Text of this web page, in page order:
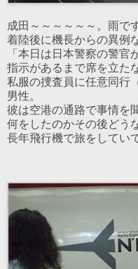
成田～～～～～～。雨で
着陸後に機長からの異例
「本日は日本警察の警官
指示があるまで席を立た
私服の捜査員に任意同行
男性。
彼は空港の通路で事情を
何をしたのかその後どう
長年飛行機で旅をしてい